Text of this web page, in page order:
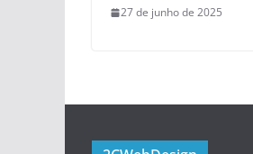
27 de junho de 2025